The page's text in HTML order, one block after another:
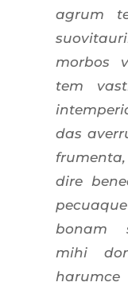
agrum
mor­bos
tem
das
dire
bonam
mihi